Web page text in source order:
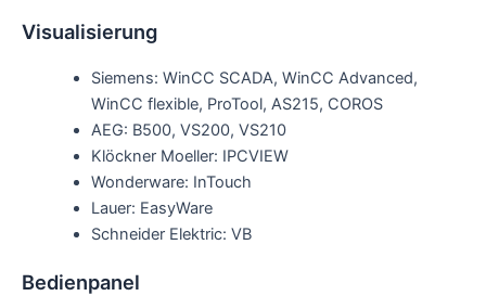
Visualisierung
Siemens: WinCC SCADA, WinCC Advanced,
WinCC flexible, ProTool, AS215, COROS
AEG: B500, VS200, VS210
Klöckner Moeller: IPCVIEW
Wonderware: InTouch
Lauer: EasyWare
Schneider Elektric: VB
Bedienpanel